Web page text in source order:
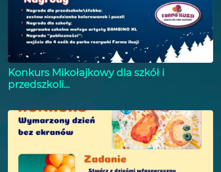
Konkurs Mikołajkowy dla szkół i
przedszkoli...